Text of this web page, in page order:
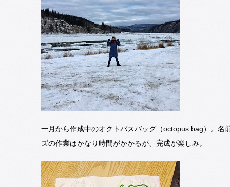
一月から作成中のオクトパスバッグ（octopus bag）。
ズの作業はかなり時間がかかるが、完成が楽しみ。